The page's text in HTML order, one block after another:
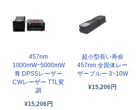
457nm
1000mW~5000mW
青 DPSSレーザー
CWレーザー TTL変
調
¥15,206円
超小型長い寿命
457nm 全固体レー
ザーブルー 3~10W
¥15,206円